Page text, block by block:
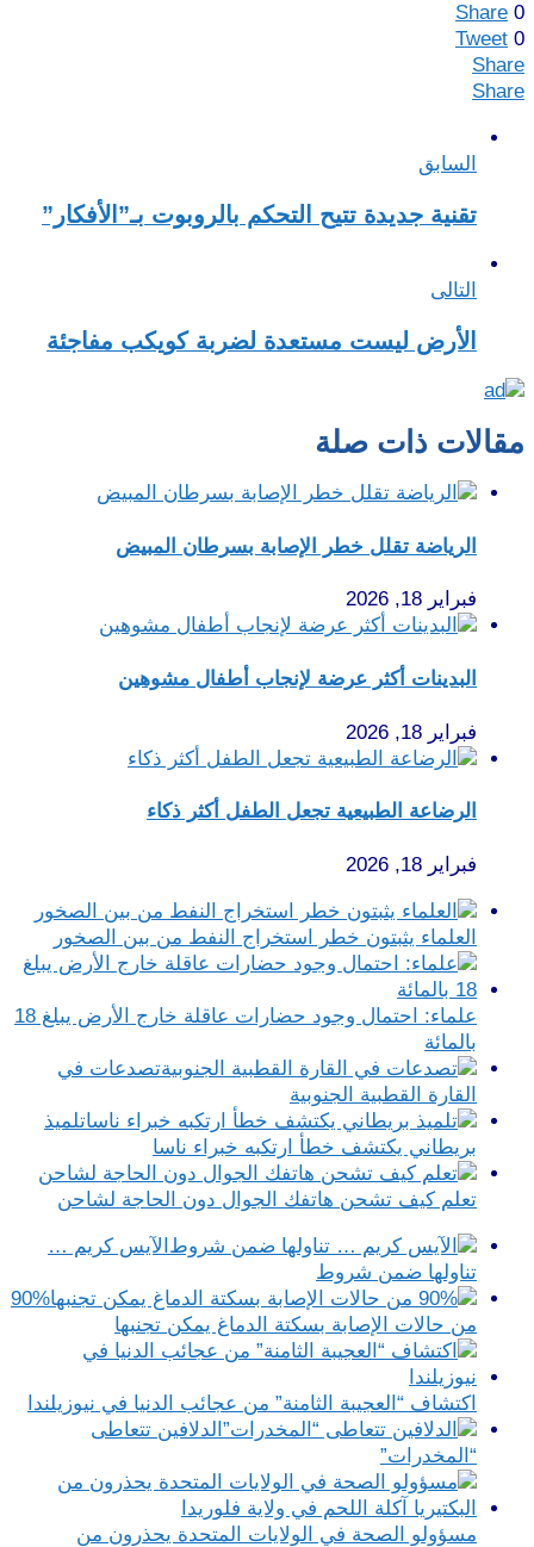
Share 0
Tweet 0
Share
Share
السابق
تقنية جديدة تتيح التحكم بالروبوت بـ”الأفكار”
التالى
الأرض ليست مستعدة لضربة كويكب مفاجئة
مقالات ذات صلة
الرياضة تقلل خطر الإصابة بسرطان المبيض
فبراير 18, 2026
البدينات أكثر عرضة لإنجاب أطفال مشوهين
فبراير 18, 2026
الرضاعة الطبيعية تجعل الطفل أكثر ذكاء
فبراير 18, 2026
العلماء يثبتون خطر استخراج النفط من بين الصخور
علماء: احتمال وجود حضارات عاقلة خارج الأرض يبلغ 18
بالمائة
تصدعات في
القارة القطبية الجنوبية
تلميذ
بريطاني يكتشف خطأ ارتكبه خبراء ناسا
تعلم كيف تشحن هاتفك الجوال دون الحاجة لشاحن
الآيس كريم …
تناولها ضمن شروط
90%
من حالات الإصابة بسكتة الدماغ يمكن تجنبها
اكتشاف “العجيبة الثامنة” من عجائب الدنيا في نيوزيلندا
الدلافين تتعاطى
“المخدرات”
مسؤولو الصحة في الولايات المتحدة يحذرون من